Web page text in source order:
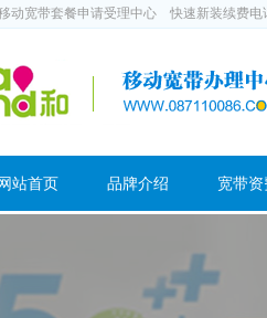
动宽带套餐申请受理中心 快速新装续费
站首页 品牌介绍 宽带资